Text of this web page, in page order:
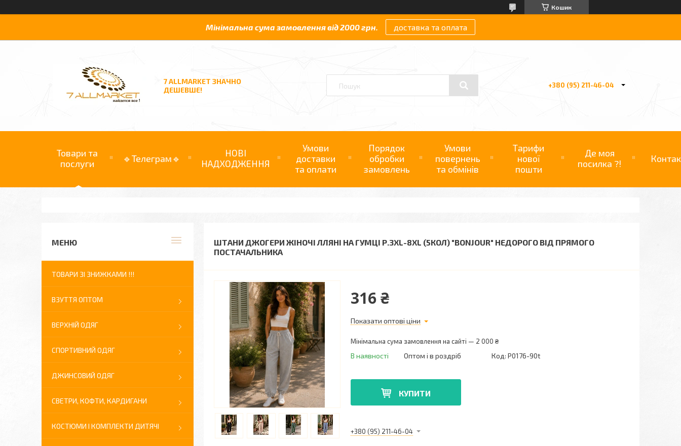
Кошик
Мінімальна сума замовлення від 2000 грн. доставка та оплата
7 ALLMARKET ЗНАЧНО
ДЕШЕВШЕ!
+380 (95) 211-46-04
Товари та
послуги
🔹Телеграм🔹
НОВІ
НАДХОДЖЕННЯ
Умови
доставки
та оплати
Порядок
обробки
замовлень
Умови
повернень
та обмінів
Тарифи
нової
пошти
Де моя
посилка ?!
ШТАНИ ДЖОГЕРИ ЖІНОЧІ ЛЛЯНІ НА ГУМЦІ Р.3XL-8XL (5КОЛ) "BONJOUR" НЕДОРОГО ВІД ПРЯМОГО
ПОСТАЧАЛЬНИКА
316 ₴
Показати оптові ціни
Мінімальна сума замовлення на сайті — 2 000 ₴
В наявності Оптом і в роздріб Код: P0176-90t
КУПИТИ
+380 (95) 211-46-04
ТОВАРИ ЗІ ЗНИЖКАМИ !!!
ВЗУТТЯ ОПТОМ
ВЕРХНІЙ ОДЯГ
СПОРТИВНИЙ ОДЯГ
ДЖИНСОВИЙ ОДЯГ
СВЕТРИ, КОФТИ, КАРДИГАНИ
КОСТЮМИ І КОМПЛЕКТИ ДИТЯЧІ